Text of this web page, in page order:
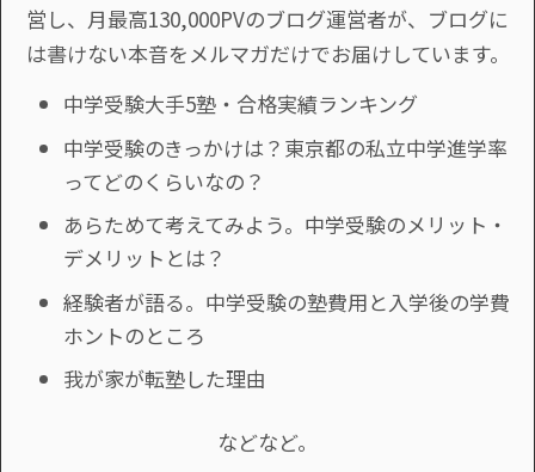
営し、月最高130,000PVのブログ運営者が、ブログに
は書けない本音をメルマガだけでお届けしています。
中学受験大手5塾・合格実績ランキング
中学受験のきっかけは？東京都の私立中学進学率
ってどのくらいなの？
あらためて考えてみよう。中学受験のメリット・
デメリットとは？
経験者が語る。中学受験の塾費用と入学後の学費
ホントのところ
我が家が転塾した理由
などなど。